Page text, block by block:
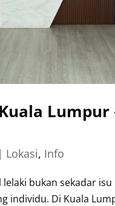
Lumpur
| Lokasi, Info
bukan sekadar
individu. Di Kuala